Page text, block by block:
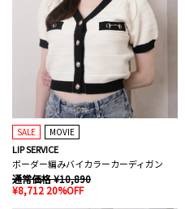
SALE MOVIE
LIP SERVICE
ボーダー編みバイカラーカーディガン
通常価格 ¥10,890
¥8,712 20%OFF